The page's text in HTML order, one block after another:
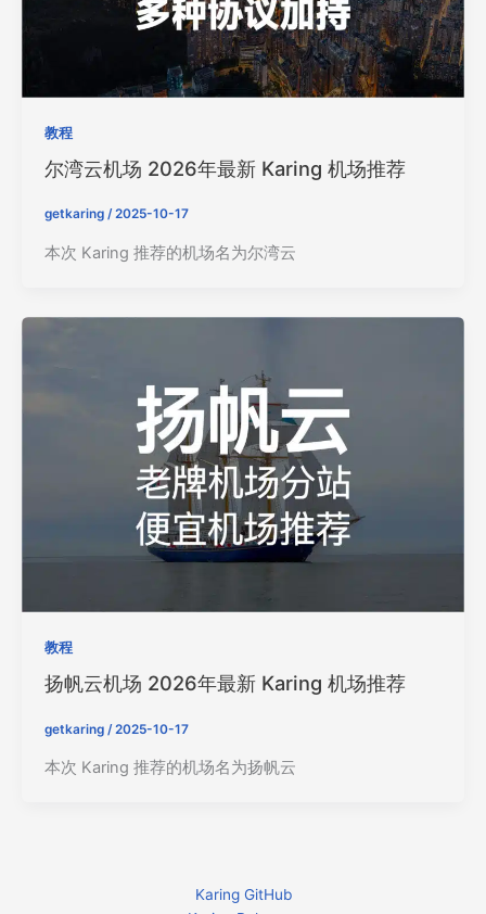
教程
尔湾云机场 2026年最新 Karing 机场推荐
getkaring /2025-10-17
本次 Karing 推荐的机场名为尔湾云
教程
扬帆云机场 2026年最新 Karing 机场推荐
getkaring /2025-10-17
本次 Karing 推荐的机场名为扬帆云
Karing GitHub